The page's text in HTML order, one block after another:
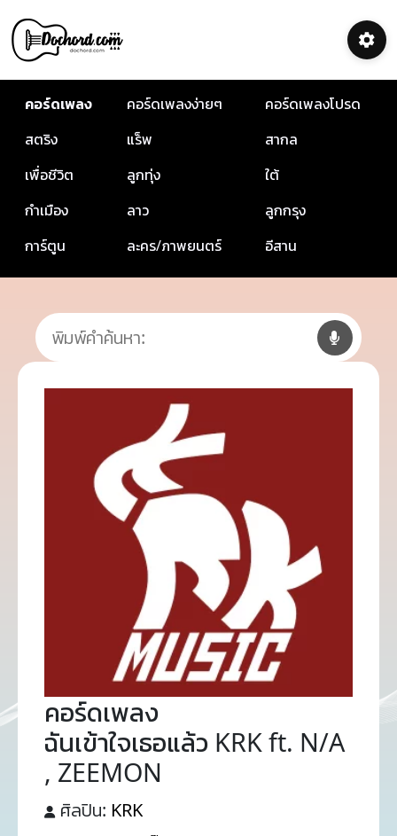
คอร์ดเพลง คอร์ดเพลงง่ายๆ
คอร์ดเพลงโปรด
สตริง
แร็พ
สากล
เพื่อชีวิต
ลูกทุ่ง
ใต้
กำเมือง
ลาว
ลูกกรุง
การ์ตูน
ละคร/ภาพยนตร์ อีสาน
คอร์ดเพลง
ฉันเข้าใจเธอแล้ว KRK ft. N/A
, ZEEMON
ศิลปิน: KRK